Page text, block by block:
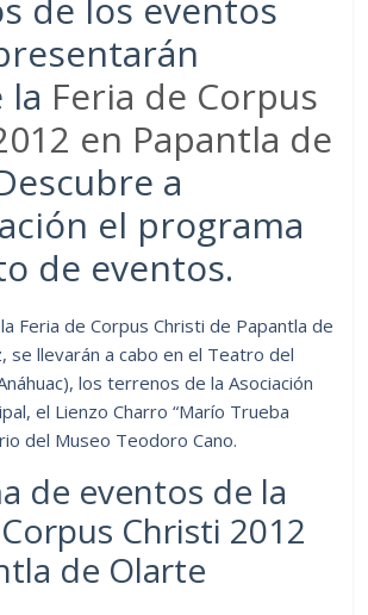
de los eventos
la Feria de Corpus
en Papantla de
a
el programa
de eventos.
Feria de Corpus Christi de Papantla de
se llevarán a cabo en el Teatro del
los terrenos de la Asociación
el Lienzo Charro “Marío Trueba
del Museo Teodoro Cano.
de eventos de la
Christi 2012
de Olarte